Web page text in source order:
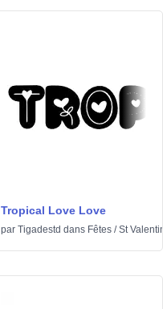
Tropical Love Love
par Tigadestd dans Fêtes /St